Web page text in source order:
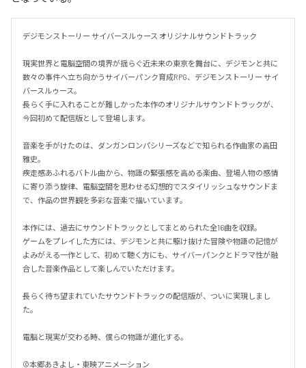
デジモンストーリー サイバースルゥース オリジナルサウンドトラック
現実世界と電脳空間の境界が揺らぐ近未来の東京を舞台に、デジモンと共に
数々の事件へ立ち向かうサイバーパンク育成RPG、デジモンストーリー サイ
バースルゥース。
長らく手に入れることが難しかった本作のオリジナルサウンドトラックが、
今回初めて配信版として登場します。
音楽を手がけたのは、ダンガンロンパシリーズなどで知られる作曲家の高田
雅史。
疾走感あふれるバトル曲から、物語の緊張感を高める楽曲、登場人物の感情
に寄り添う旋律、電脳空間を思わせる幻想的でスタイリッシュなサウンドま
で、作品の世界観を多彩な音楽で描いています。
本作には、過去にサウンドトラックとしてまとめられた全16曲を収録。
ゲームをプレイした方には、デジモンと共に駆け抜けた冒険や物語の記憶が
よみがえる一作として、初めて聴く方にも、サイバーパンクとドラマ性が融
合した音楽作品として楽しんでいただけます。
長らく待ち望まれていたサウンドトラックの配信版が、ついに実現しまし
た。
電脳と現実が交わる時、僕らの物語が進化する。
©本郷あきよし・東映アニメーション